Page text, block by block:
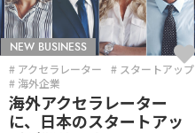
NEW BUSINESS
アクセラレーター
スタートアップ
海外企業
海外アクセラレーター
に、日本のスタートアッ